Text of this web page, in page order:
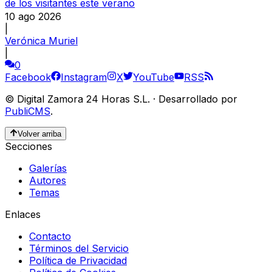
de los visitantes este verano
10 ago 2026
Verónica Muriel
0
Facebook
Instagram X YouTube
RSS
© Digital Zamora 24 Horas S.L. · Desarrollado por
PubliCMS.
Volver arriba
Secciones
Galerías
Autores
Temas
Enlaces
Contacto
Términos del Servicio
Política de Privacidad